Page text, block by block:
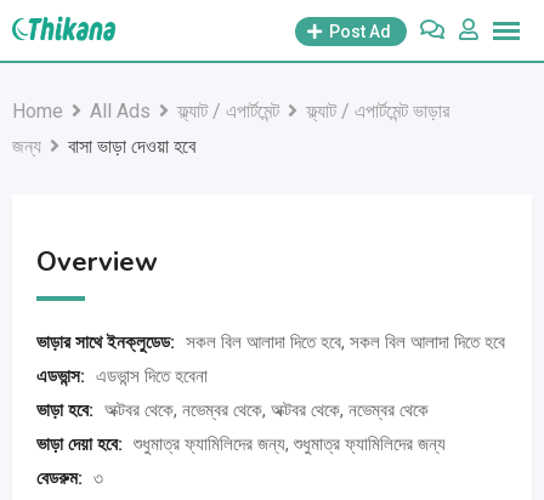
Skip
Post Ad
Home All Ads ফ্ল্যাট / এপার্টমেন্ট
ফ্ল্যাট / এপার্টমেন্ট ভাড়ার
জন্য
বাসা ভাড়া দেওয়া হবে
Overview
ভাড়ার সাথে ইনক্লুডেড: সকল বিল আলাদা দিতে হবে, সকল বিল আলাদা দিতে হবে
এডভান্স: এডভান্স দিতে হবেনা
ভাড়া হবে: অক্টবর থেকে, নভেম্বর থেকে, অক্টবর থেকে, নভেম্বর থেকে
ভাড়া দেয়া হবে: শুধুমাত্র ফ্যামিলিদের জন্য, শুধুমাত্র ফ্যামিলিদের জন্য
বেডরুম: ৩